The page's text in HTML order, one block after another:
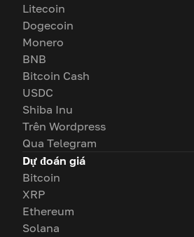
Litecoin
Dogecoin
Monero
BNB
Bitcoin Cash
USDC
Shiba Inu
Trên Wordpress
Qua Telegram
Dự đoán giá
Bitcoin
XRP
Ethereum
Solana